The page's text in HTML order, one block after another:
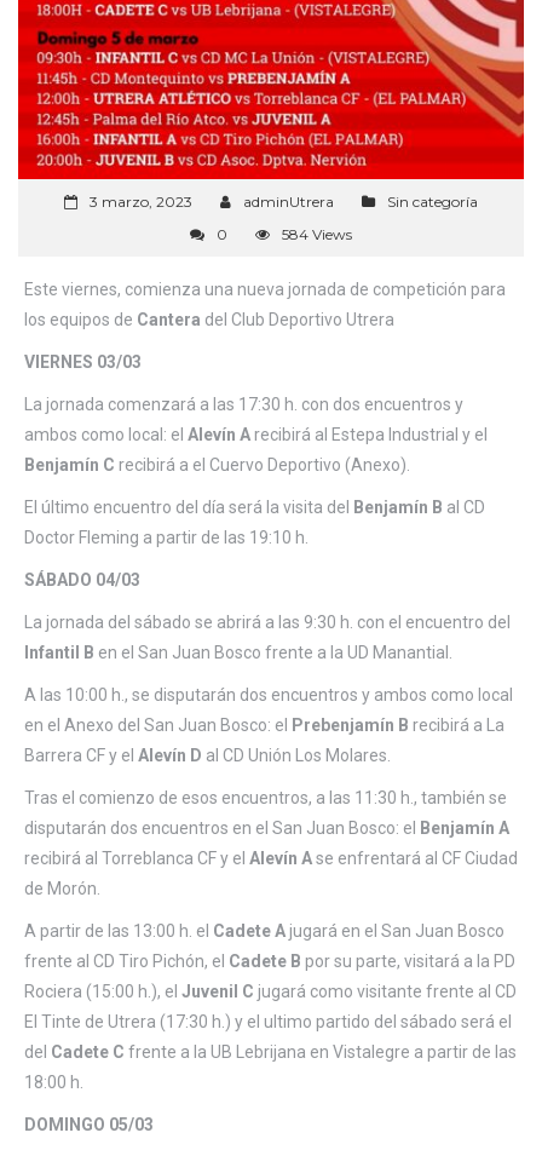
3 marzo, 2023 adminUtrera
Sin categoría
0
584 Views
Este viernes, comienza una nueva jornada de competición para
los equipos de Cantera del Club Deportivo Utrera
VIERNES 03/03
La jornada comenzará a las 17:30 h. con dos encuentros y
ambos como local: el Alevín Arecibirá al Estepa Industrial y el
Benjamín C recibirá a el Cuervo Deportivo (Anexo).
El último encuentro del día será la visita del Benjamín B al CD
Doctor Fleming a partir de las 19:10 h.
SÁBADO 04/03
La jornada del sábado se abrirá a las 9:30 h. con el encuentro del
Infantil B en el San Juan Bosco frente a la UD Manantial.
A las 10:00 h., se disputarán dos encuentros y ambos como local
en el Anexo del San Juan Bosco: el
Prebenjamín B recibirá a La
Barrera CF y el Alevín D al CD Unión Los Molares.
Tras el comienzo de esos encuentros, a las 11:30 h., también se
disputarán dos encuentros en el San Juan Bosco: el
Benjamín A
recibirá al Torreblanca CF y el Alevín Ase enfrentará al CF Ciudad
de Morón.
A partir de las 13:00 h. el Cadete Ajugará en el San Juan Bosco
frente al CD Tiro Pichón, el Cadete B por su parte, visitará a la PD
Rociera (15:00 h.), el Juvenil C jugará como visitante frente al CD
El Tinte de Utrera (17:30 h.) y el ultimo partido del sábado será el
del Cadete C frente a la UB Lebrijana en Vistalegre a partir de las
18:00 h.
DOMINGO 05/03